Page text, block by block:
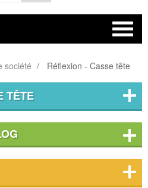
société Réflexion - Casse tête
TÊTE